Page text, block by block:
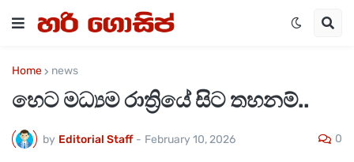
Home news
හෙට මධ්‍යම රාත්‍රියේ සිට තහනම්..
by Editorial Staff - February 10, 2026 0